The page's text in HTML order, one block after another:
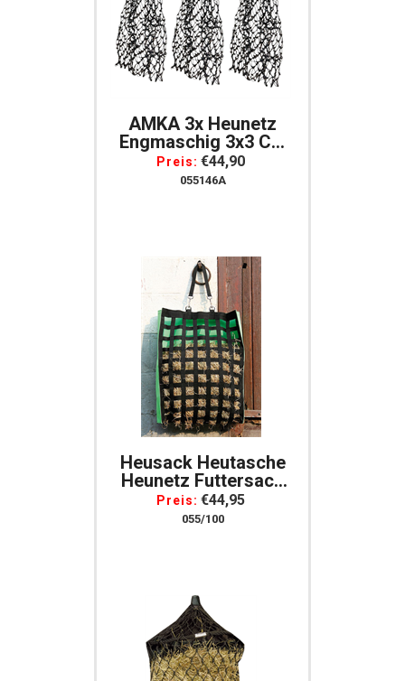
AMKA 3x Heunetz
Engmaschig 3x3 Cm
Set Für Artgerechte
Fütterung Pferde 100
Preis: €44,90
055146A
Heusack Heutasche
Heunetz Futtersack
Heubeutel Mit Vielen
Freßöffnungen
Preis: €44,95
055/100